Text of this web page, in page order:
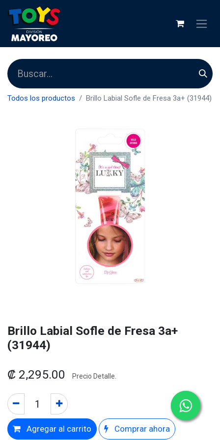
Todos los productos Brillo Labial Sofle de Fresa 3a+ (31944)
Brillo Labial Sofle de Fresa 3a+
(31944)
₡ 2,295.00 Precio Detalle.
Agregar al carrito Comprar ahora